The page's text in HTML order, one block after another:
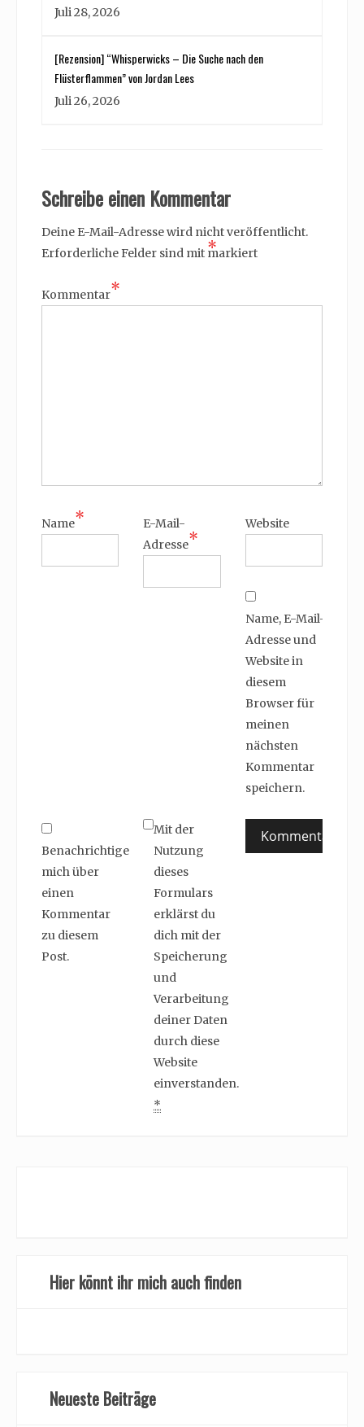
Juli 28, 2026
[Rezension] “Whisperwicks – Die Suche nach den
Flüsterflammen” von Jordan Lees
Juli 26, 2026
Schreibe einen Kommentar
Deine E-Mail-Adresse wird nicht veröffentlicht.
Erforderliche Felder sind mit *
markiert
Kommentar*
Name*
E-Mail-
Adresse*
Website
Name, E-Mail-
Adresse und
Website in
diesem
Browser für
meinen
nächsten
Kommentar
speichern.
Benachrichtige
mich über
einen
Kommentar
zu diesem
Post.
Mit der
Nutzung
dieses
Formulars
erklärst du
dich mit der
Speicherung
und
Verarbeitung
deiner Daten
durch diese
Website
einverstanden.
*
Hier könnt ihr mich auch finden
Neueste Beiträge